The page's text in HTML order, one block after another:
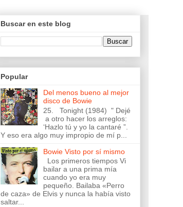
Buscar en este blog
Popular
Del menos bueno al mejor
disco de Bowie
25. Tonight (1984) " Dejé
a otro hacer los arreglos:
‘Hazlo tú y yo la cantaré ”.
Y eso era algo muy impropio de mí p...
Bowie Visto por sí mismo
Los primeros tiempos Vi
bailar a una prima mía
cuando yo era muy
pequeño. Bailaba «Perro
de caza» de Elvis y nunca la había visto
saltar...